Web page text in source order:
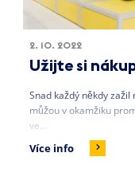
2. 10. 2022
Užijte si
Snad každý někdy
můžou v okamžiku
ve...
Více info